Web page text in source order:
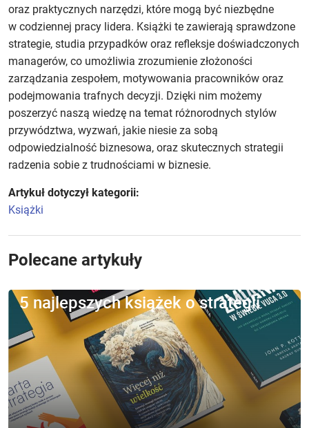
oraz praktycznych narzędzi, które mogą być niezbędne
w codziennej pracy lidera. Książki te zawierają sprawdzone
strategie, studia przypadków oraz refleksje doświadczonych
managerów, co umożliwia zrozumienie złożoności
zarządzania zespołem, motywowania pracowników oraz
podejmowania trafnych decyzji. Dzięki nim możemy
poszerzyć naszą wiedzę na temat różnorodnych stylów
przywództwa, wyzwań, jakie niesie za sobą
odpowiedzialność biznesowa, oraz skutecznych strategii
radzenia sobie z trudnościami w biznesie.
Artykuł dotyczył kategorii:
Książki
Polecane artykuły
5 najlepszych książek o strategii